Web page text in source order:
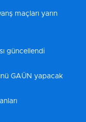
maçları yarın
güncellendi
GAÜN yapacak